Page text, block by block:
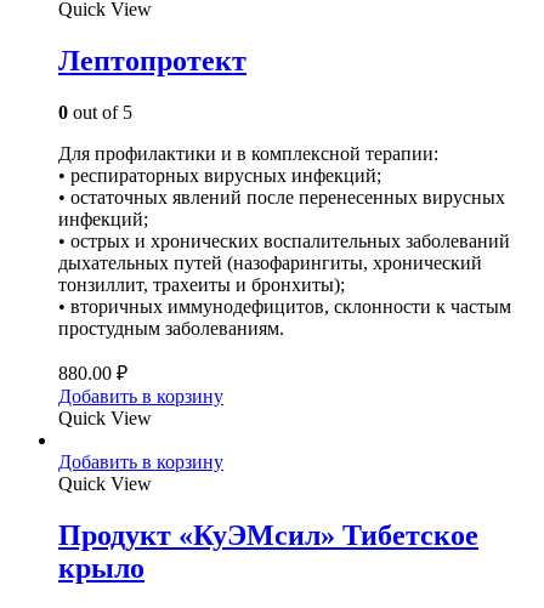
Quick View
Лептопротект
0 out of 5
Для профилактики и в комплексной терапии:
• респираторных вирусных инфекций;
• остаточных явлений после перенесенных вирусных
инфекций;
• острых и хронических воспалительных заболеваний
дыхательных путей (назофарингиты, хронический
тонзиллит, трахеиты и бронхиты);
• вторичных иммунодефицитов, склонности к частым
простудным заболеваниям.
880.00 ₽
Добавить в корзину
Quick View
Добавить в корзину
Quick View
Продукт «КуЭМсил» Тибетское
крыло